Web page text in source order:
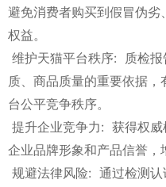
避免消费者购买到假冒伪
权益。
维护天猫平台秩序: 质检
质、商品质量的重要依据
台公平竞争秩序。
提升企业竞争力: 获得权
企业品牌形象和产品信誉，
规避法律风险: 通过检测